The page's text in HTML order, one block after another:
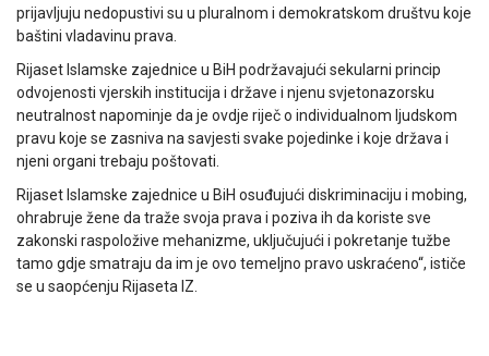
prijavljuju nedopustivi su u pluralnom i demokratskom društvu koje
baštini vladavinu prava.
Rijaset Islamske zajednice u BiH podržavajući sekularni princip
odvojenosti vjerskih institucija i države i njenu svjetonazorsku
neutralnost napominje da je ovdje riječ o individualnom ljudskom
pravu koje se zasniva na savjesti svake pojedinke i koje država i
njeni organi trebaju poštovati.
Rijaset Islamske zajednice u BiH osuđujući diskriminaciju i mobing,
ohrabruje žene da traže svoja prava i poziva ih da koriste sve
zakonski raspoložive mehanizme, uključujući i pokretanje tužbe
tamo gdje smatraju da im je ovo temeljno pravo uskraćeno“, ističe
se u saopćenju Rijaseta IZ.